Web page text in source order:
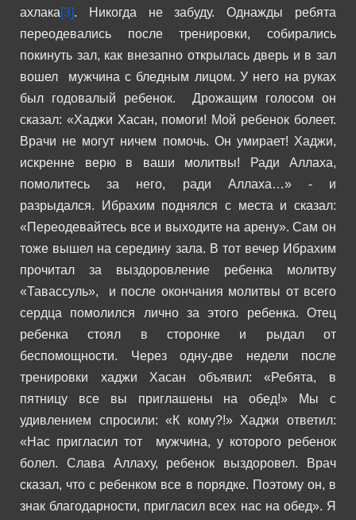
ахлака[3].
Никогда не забуду. Однажды ребята
переодевались после тренировки, собирались
покинуть зал, как внезапно открылась дверь и в зал
вошел мужчина с бледным лицом. У него на руках
был годовалый ребенок. Дрожащим голосом он
сказал: «Хаджи Хасан, помоги! Мой ребенок болеет.
Врачи не могут ничем помочь. Он умирает! Хаджи,
искренне верю в ваши молитвы! Ради Аллаха,
помолитесь за него, ради Аллаха…» - и
разрыдался.
Ибрахим поднялся с места и сказал:
«Переодевайтесь все и выходите на арену». Сам он
тоже вышел на середину зала. В тот вечер Ибрахим
прочитал за выздоровление ребенка молитву
«Тавассуль», и после окончания молитвы от всего
сердца помолился лично за этого ребенка. Отец
ребенка стоял в сторонке и рыдал от
беспомощности. Через одну-две недели после
тренировки хаджи Хасан объявил: «Ребята, в
пятницу все вы приглашены на обед!» Мы с
удивлением спросили: «К кому?!» Хаджи ответил:
«Нас пригласил тот мужчина, у которого ребенок
болел. Слава Аллаху, ребенок выздоровел. Врач
сказал, что с ребенком все в порядке. Поэтому он, в
знак благодарности, пригласил всех нас на обед». Я